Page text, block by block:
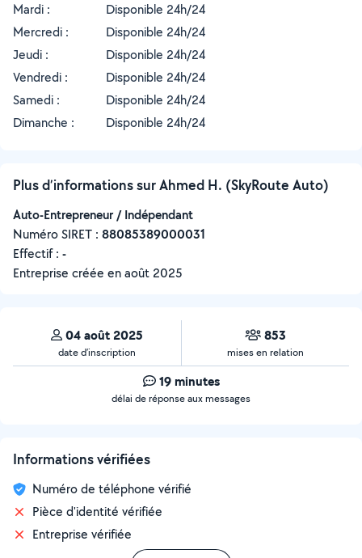
Mardi :
Disponible 24h/24
Mercredi :
Disponible 24h/24
Jeudi :
Disponible 24h/24
Vendredi :
Disponible 24h/24
Samedi :
Disponible 24h/24
Dimanche :
Disponible 24h/24
Plus d’informations sur Ahmed H. (SkyRoute Auto)
Auto-Entrepreneur / Indépendant
Numéro SIRET : ‍88085389000031
Effectif : -
Entreprise créée enaoût 2025
04 août 2025
date d’inscription
853
mises en relation
19 minutes
délai de réponse aux messages
Informations vérifiées
Numéro de téléphone vérifié
Pièce d'identité vérifiée
Entreprise vérifiée